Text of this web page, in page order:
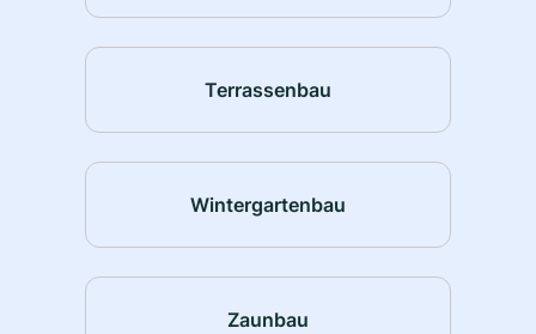
Terrassenbau
Wintergartenbau
Zaunbau